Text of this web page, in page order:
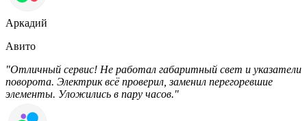
Аркадий
Авито
"Отличный сервис! Не работал габаритный свет и указатели
поворота. Электрик всё проверил, заменил перегоревшие
элементы. Уложились в пару часов."